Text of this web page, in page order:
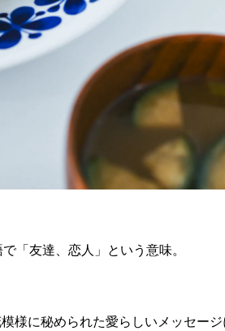
「友達、恋人」という意味。
様に秘められた愛らしいメッセー